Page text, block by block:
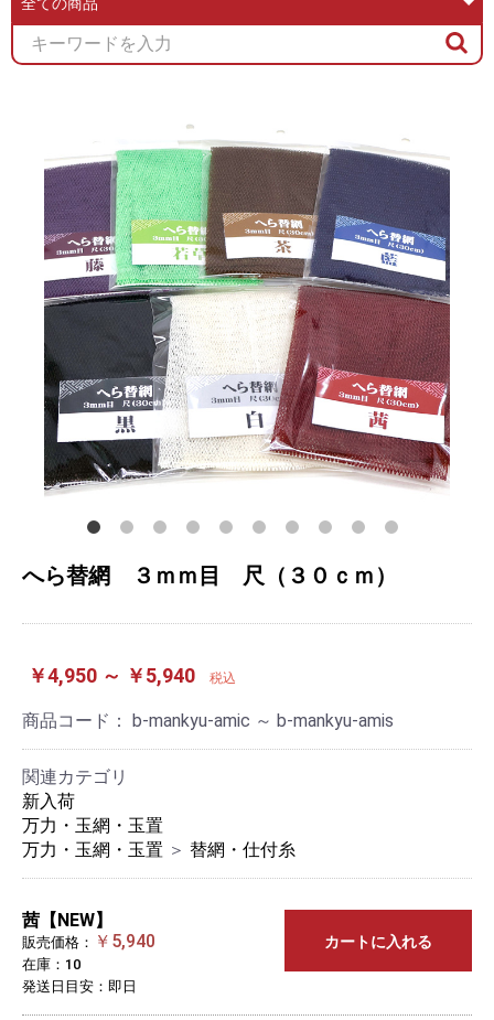
へら替網 ３ｍｍ目 尺（３０ｃｍ）
￥4,950 ～ ￥5,940 税込
商品コード： b-mankyu-amic ～ b-mankyu-amis
関連カテゴリ
新入荷
万力・玉網・玉置
万力・玉網・玉置 ＞ 替網・仕付糸
茜【NEW】
販売価格： ￥5,940
在庫：10
発送日目安：即日
カートに入れる